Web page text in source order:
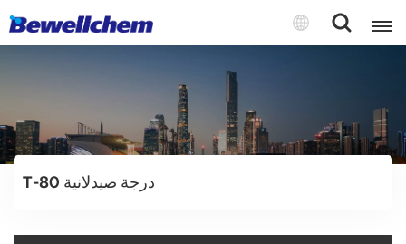
English
Русский
中文
T-80 درجة صيدلانية